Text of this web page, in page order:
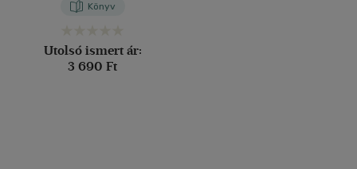
Könyv
Utolsó ismert ár:
3 690 Ft